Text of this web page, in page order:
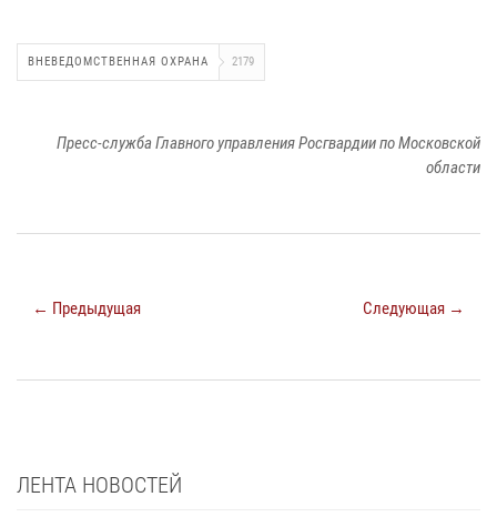
ВНЕВЕДОМСТВЕННАЯ ОХРАНА 2179
Пресс-служба Главного управления Росгвардии по Московской
области
← Предыдущая Следующая →
ЛЕНТА НОВОСТЕЙ